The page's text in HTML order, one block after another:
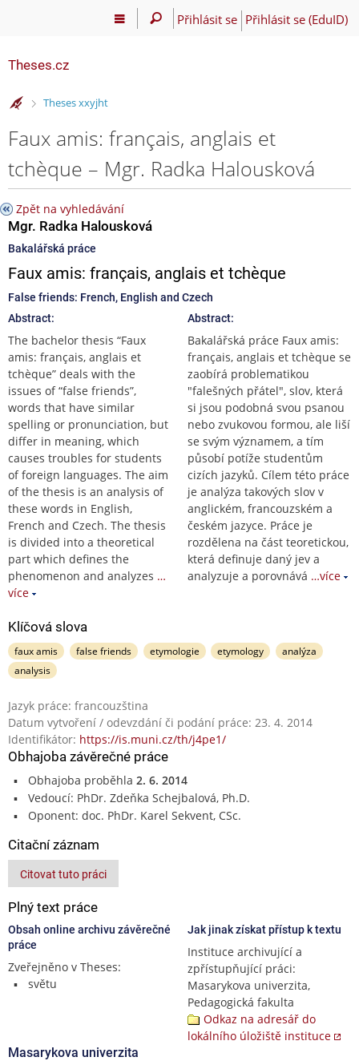
Přihlásit se Přihlásit se (EduID)
Theses.cz
>
Theses xxyjht
Faux amis: français, anglais et
tchèque – Mgr. Radka Halousková
Zpět na vyhledávání
Mgr. Radka Halousková
Bakalářská práce
Faux amis: français, anglais et tchèque
False friends: French, English and Czech
Abstract:
The bachelor thesis “Faux
amis: français, anglais et
tchèque” deals with the
issues of “false friends”,
words that have similar
spelling or pronunciation, but
differ in meaning, which
causes troubles for students
of foreign languages. The aim
of the thesis is an analysis of
these words in English,
French and Czech. The thesis
is divided into a theoretical
part which defines the
phenomenon and analyzes …
více
Abstract:
Bakalářská práce Faux amis:
français, anglais et tchèque se
zaobírá problematikou
"falešných přátel", slov, která
si jsou podobná svou psanou
nebo zvukovou formou, ale liší
se svým významem, a tím
působí potíže studentům
cizích jazyků. Cílem této práce
je analýza takových slov v
anglickém, francouzském a
českém jazyce. Práce je
rozdělena na část teoretickou,
která definuje daný jev a
analyzuje a porovnává …více
Klíčová slova
faux amis false friends etymologie etymology
analýza
analysis
Jazyk práce: francouzština
Datum vytvoření / odevzdání či podání práce: 23. 4. 2014
Identifikátor: https://is.muni.cz/th/j4pe1/
Obhajoba závěrečné práce
Obhajoba proběhla 2. 6. 2014
Vedoucí: PhDr. Zdeňka Schejbalová, Ph.D.
Oponent: doc. PhDr. Karel Sekvent, CSc.
Citační záznam
Citovat tuto práci
Plný text práce
Obsah online archivu závěrečné
práce
Zveřejněno v Theses:
světu
Jak jinak získat přístup k textu
Instituce archivující a
zpřístupňující práci:
Masarykova univerzita,
Pedagogická fakulta
Odkaz na adresář do
lokálního úložiště instituce
Masarykova univerzita